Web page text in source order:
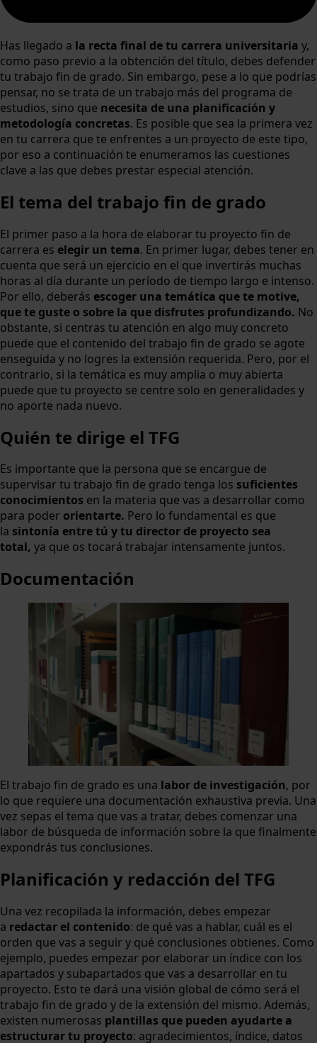
Has llegado a la recta final de tu carrera universitaria y,
como paso previo a la obtención del título, debes defender
tu trabajo fin de grado. Sin embargo, pese a lo que podrías
pensar, no se trata de un trabajo más del programa de
estudios, sino que necesita de una planificación y
metodología concretas. Es posible que sea la primera vez
en tu carrera que te enfrentes a un proyecto de este tipo,
por eso a continuación te enumeramos las cuestiones
clave a las que debes prestar especial atención.
El tema del trabajo fin de grado
El primer paso a la hora de elaborar tu proyecto fin de
carrera es elegir un tema. En primer lugar, debes tener en
cuenta que será un ejercicio en el que invertirás muchas
horas al día durante un período de tiempo largo e intenso.
Por ello, deberás escoger una temática que te motive,
que te guste o sobre la que disfrutes profundizando. No
obstante, si centras tu atención en algo muy concreto
puede que el contenido del trabajo fin de grado se agote
enseguida y no logres la extensión requerida. Pero, por el
contrario, si la temática es muy amplia o muy abierta
puede que tu proyecto se centre solo en generalidades y
no aporte nada nuevo.
Quién te dirige el TFG
Es importante que la persona que se encargue de
supervisar tu trabajo fin de grado tenga los suficientes
conocimientos en la materia que vas a desarrollar como
para poder orientarte. Pero lo fundamental es que
la sintonía entre tú y tu director de proyecto sea
total, ya que os tocará trabajar intensamente juntos.
Documentación
El trabajo fin de grado es una labor de investigación, por
lo que requiere una documentación exhaustiva previa. Una
vez sepas el tema que vas a tratar, debes comenzar una
labor de búsqueda de información sobre la que finalmente
expondrás tus conclusiones.
Planificación y redacción del TFG
Una vez recopilada la información, debes empezar
a redactar el contenido: de qué vas a hablar, cuál es el
orden que vas a seguir y qué conclusiones obtienes. Como
ejemplo, puedes empezar por elaborar un índice con los
apartados y subapartados que vas a desarrollar en tu
proyecto. Esto te dará una visión global de cómo será el
trabajo fin de grado y de la extensión del mismo. Además,
existen numerosas plantillas que pueden ayudarte a
estructurar tu proyecto: agradecimientos, índice, datos